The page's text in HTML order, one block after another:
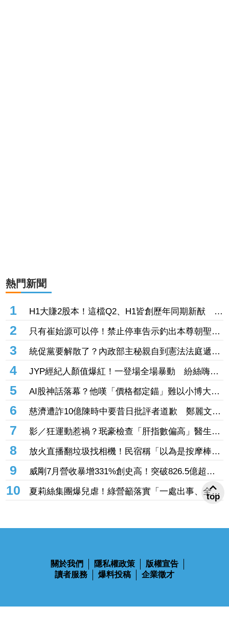
熱門新聞
1
H1大賺2股本！這檔Q2、H1皆創歷年同期新猷 股
價翻臉緊鎖漲停
2
只有崔始源可以停！禁止停車告示釣出本尊朝聖：
停車可以嗎 店員粉絲嚇傻
3
統促黨要解散了？內政部主秘親自到憲法法庭遞
狀 聲請解散統促黨創下憲政首例
4
JYP經紀人顏值爆紅！一登場全場暴動 紛絲嗨
喊：拜託直接出道
5
AI股神話落幕？他嘆「價格都定錨」難以小博大
網搖頭：現在才剛開始
6
慈濟遭詐10億陳時中要昔日批評者道歉 鄭麗文怒
轟無恥至極：你們該向全民下跪
7
影／狂運動惹禍？珉豪檢查「肝指數偏高」醫生警
告：肌肉會破裂！
8
放火直播翻垃圾找相機！民宿稱「以為是按摩棒」
誤丟 離譜理由掀網質疑
9
威剛7月營收暴增331%創史高！突破826.5億超越
清查」 轟蔣萬安消極處理應公開道歉
top